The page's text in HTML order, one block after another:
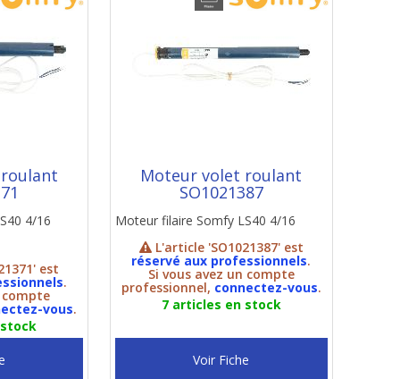
4/16
est
.
compte
vous.
Moteur volet roulant
SO1021387
Moteur filaire Somfy LS40 4/16
L'article 'SO1021387' est
réservé aux professionnels.
Si vous avez un compte
professionnel, connectez-vous.
7 articles en stock
Voir Fiche